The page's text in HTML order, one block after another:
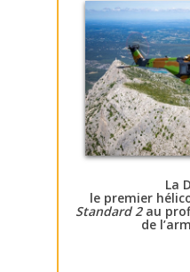
La
le premier
Standard 2au
de